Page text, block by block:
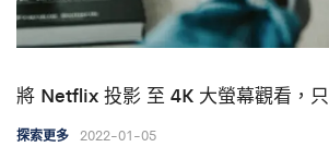
將 Netflix 投影 至 4K 大螢幕觀看，
探索更多 2022-01-05